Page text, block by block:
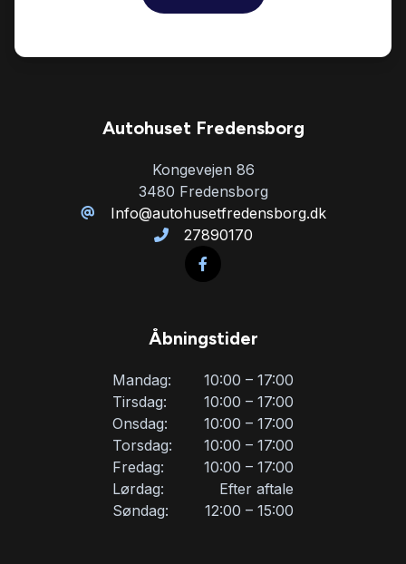
StofsæderAutohuset Fredensborg
Kongevejen 86
3480 Fredensborg
Info@autohusetfredensborg.dk
27890170
Åbningstider
Mandag:
10:00 – 17:00
Tirsdag:
10:00 – 17:00
Onsdag:
10:00 – 17:00
Torsdag:
10:00 – 17:00
Fredag:
10:00 – 17:00
Lørdag:
Efter aftale
Søndag:
12:00 – 15:00